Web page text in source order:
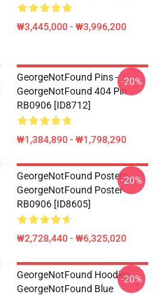
₩3,445,000 - ₩3,996,200
GeorgeNotFound Pins -
GeorgeNotFound 404 Pin
RB0906 [ID8712]
₩1,384,890 - ₩1,798,290
-20%
GeorgeNotFound Posters -
GeorgeNotFound Poster
RB0906 [ID8605]
₩2,728,440 - ₩6,325,020
-20%
GeorgeNotFound Hoodies -
GeorgeNotFound Blue
-20%